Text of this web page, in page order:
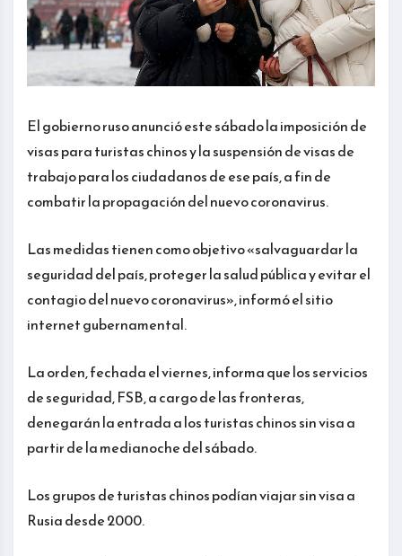
El gobierno ruso anunció este sábado la imposición de
visas para turistas chinos y la suspensión de visas de
trabajo para los ciudadanos de ese país, a fin de
combatir la propagación del nuevo coronavirus.
Las medidas tienen como objetivo «salvaguardar la
seguridad del país, proteger la salud pública y evitar el
contagio del nuevo coronavirus», informó el sitio
internet gubernamental.
La orden, fechada el viernes, informa que los servicios
de seguridad, FSB, a cargo de las fronteras,
denegarán la entrada a los turistas chinos sin visa a
partir de la medianoche del sábado.
Los grupos de turistas chinos podían viajar sin visa a
Rusia desde 2000.